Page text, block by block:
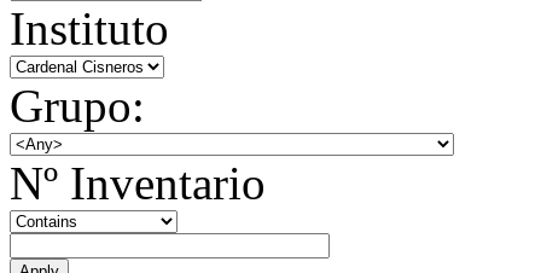
Instituto
Grupo:
Nº Inventario